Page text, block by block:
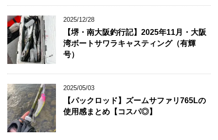
2025/12/28
【堺・南大阪釣行記】2025年11月・大阪
湾ボートサワラキャスティング（有輝
号）
2025/05/03
【パックロッド】ズームサファリ765Lの
使用感まとめ【コスパ◎】